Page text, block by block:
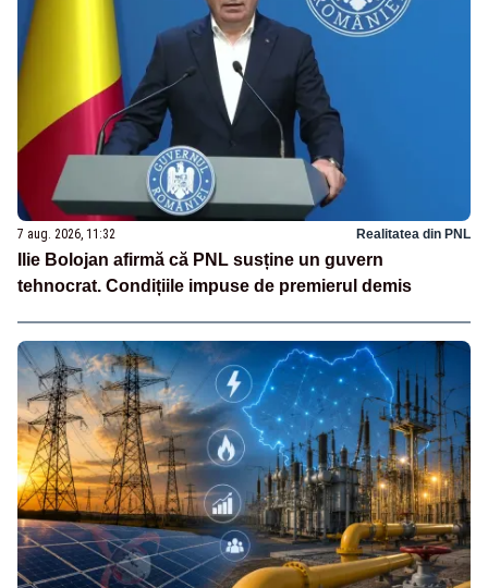
7 aug. 2026, 11:32 Realitatea din PNL
Ilie Bolojan afirmă că PNL susține un guvern
tehnocrat. Condițiile impuse de premierul demis